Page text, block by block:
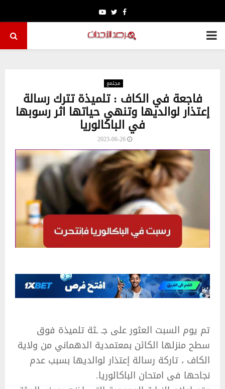
Facebook
Twitter
Youtube
PRIMARY
مجتمع
فاجعة في الكاف : تلميذة تترك رسالة
إعتذار لوالديها وتنهي حياتها اثر رسوبها
في الباكالوريا
2023-06-26
تم يوم السبت العثور على جـ ـثة تلميذة فوق
سطح منزلها الكائن بمعتمدية الدهماني من ولاية
الكاف ، تاركة رسالة إعتذار لوالديها بسبب عدم
نجاحها فى امتحان الباكالوريا.